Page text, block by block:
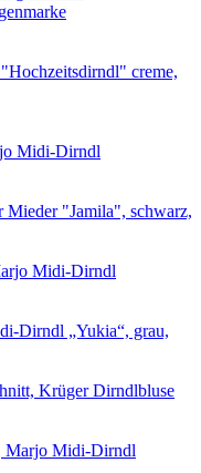
"Hochzeitsdirndl" creme,
Midi-Dirndl
Mieder "Jamila", schwarz,
Midi-Dirndl
Dirndl „Yukia“, grau,
Dirndlbluse
Midi-Dirndl